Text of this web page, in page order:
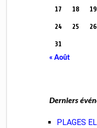
17 18 19
24 25 26
31
« Août
Derniers
PLAGES